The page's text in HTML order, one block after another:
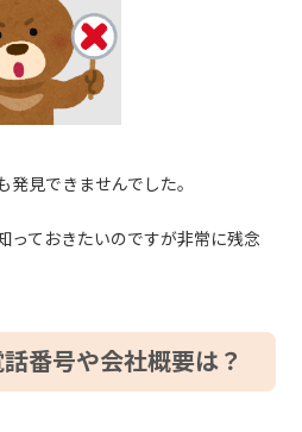
見できませんでした。
っておきたいのですが非常に残念
番号や会社概要は？